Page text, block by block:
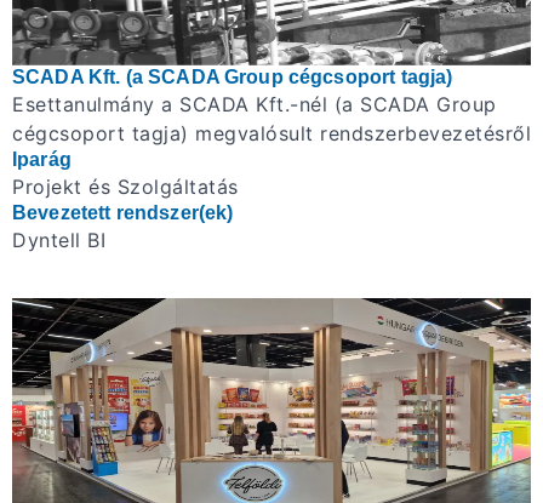
SCADA Kft. (a SCADA Group cégcsoport tagja)
Esettanulmány a SCADA Kft.-nél (a SCADA Group
cégcsoport tagja) megvalósult rendszerbevezetésről
Iparág
Projekt és Szolgáltatás
Bevezetett rendszer(ek)
Dyntell BI